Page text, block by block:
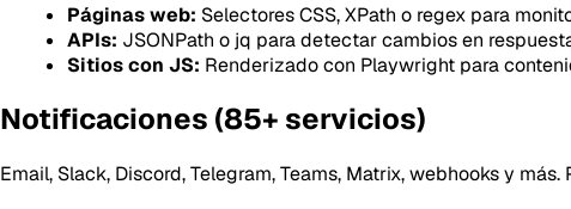
Páginas web: Selectores CSS, XPath o regex para
APIs: JSONPath o jq para detectar cambios en
Sitios con JS: Renderizado con Playwright para
Notificaciones (85+ servicios)
Email, Slack, Discord, Telegram, Teams, Matrix, webhooks y